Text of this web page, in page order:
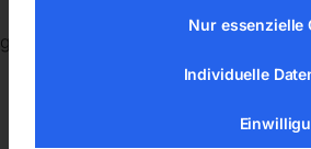
auch AlCu Mg 1 (3.1325)
1 (3.4335)
Nur essenzielle
Individuelle